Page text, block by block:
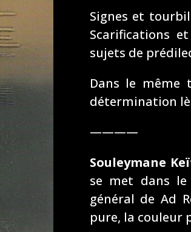
Signes et
Scarifications
sujets de
Dans le même
détermination
————
Souleymane
se met dans
général de Ad
pure, la couleur